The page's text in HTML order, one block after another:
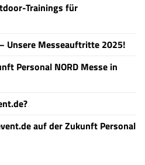
Trainings für
Unsere Messeauftritte 2025!
Personal NORD Messe in
auf der Zukunft Personal